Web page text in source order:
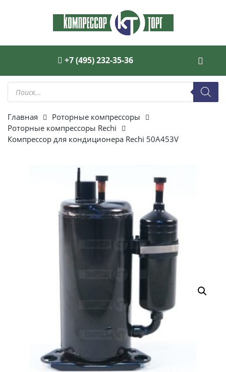
+7 (495) 232-35-36
Поиск
товаров
Главная
Роторные компрессоры
Роторные компрессоры Rechi
Компрессор для кондиционера Rechi 50A453V